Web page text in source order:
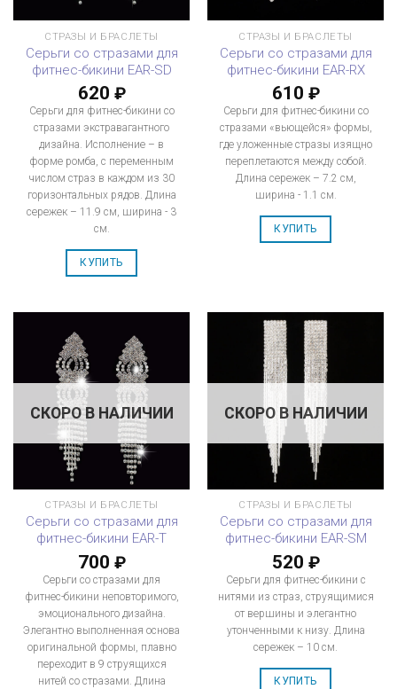
СТРАЗЫ И БРАСЛЕТЫ
Серьги со стразами для
фитнес-бикини EAR-SD
620 ₽
Серьги для фитнес-бикини со
стразами экстравагантного
дизайна. Исполнение – в
форме ромба, с переменным
числом страз в каждом из 30
горизонтальных рядов. Длина
сережек – 11.9 см, ширина - 3
см.
КУПИТЬ
СТРАЗЫ И БРАСЛЕТЫ
Серьги со стразами для
фитнес-бикини EAR-RX
610 ₽
Серьги для фитнес-бикини со
стразами «вьющейся» формы,
где уложенные стразы изящно
переплетаются между собой.
Длина сережек – 7.2 см,
ширина - 1.1 см.
КУПИТЬ
СКОРО В НАЛИЧИИ
СТРАЗЫ И БРАСЛЕТЫ
Серьги со стразами для
фитнес-бикини EAR-T
700 ₽
Серьги со стразами для
фитнес-бикини неповторимого,
эмоционального дизайна.
Элегантно выполненная основа
оригинальной формы, плавно
переходит в 9 струящихся
нитей со стразами. Длина
СКОРО В НАЛИЧИИ
СТРАЗЫ И БРАСЛЕТЫ
Серьги со стразами для
фитнес-бикини EAR-SM
520 ₽
Серьги для фитнес-бикини с
нитями из страз, струящимися
от вершины и элегантно
утонченными к низу. Длина
сережек – 10 см.
КУПИТЬ